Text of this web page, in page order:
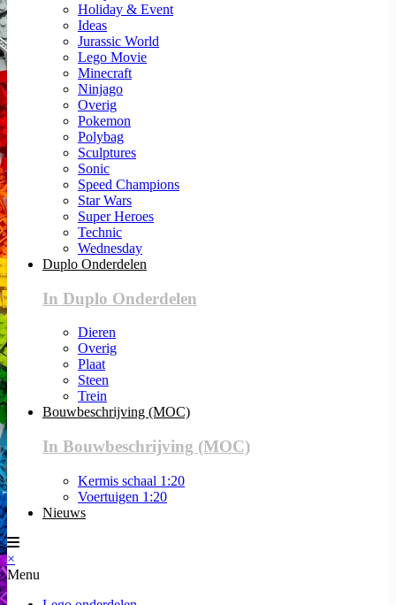
Holiday & Event
Ideas
Jurassic World
Lego Movie
Minecraft
Ninjago
Overig
Pokemon
Polybag
Sculptures
Sonic
Speed Champions
Star Wars
Super Heroes
Technic
Wednesday
Duplo Onderdelen
In Duplo Onderdelen
Dieren
Overig
Plaat
Steen
Trein
Bouwbeschrijving (MOC)
In Bouwbeschrijving (MOC)
Kermis schaal 1:20
Voertuigen 1:20
Nieuws
×
Menu